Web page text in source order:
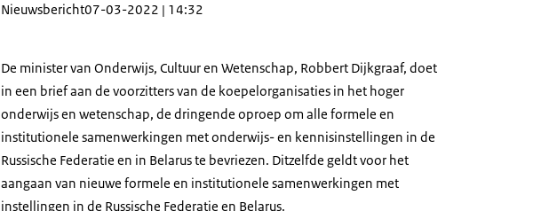
Nieuwsbericht07-03-2022 | 14:32
De minister van Onderwijs, Cultuur en Wetenschap, Robbert Dijkgraaf, doet
in een brief aan de voorzitters van de koepelorganisaties in het hoger
onderwijs en wetenschap, de dringende oproep om alle formele en
institutionele samenwerkingen met onderwijs- en kennisinstellingen in de
Russische Federatie en in Belarus te bevriezen. Ditzelfde geldt voor het
aangaan van nieuwe formele en institutionele samenwerkingen met
instellingen in de Russische Federatie en Belarus.